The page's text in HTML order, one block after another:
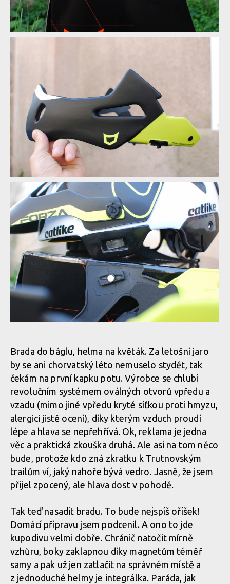
Test: helma Catlike Forza 2.0 - malá helma i integrálka v jedné
Test: helma Catlike Forza 2.0 - malá helma i integrálka v jedné
Test: helma Catlike Forza 2.0 - malá helma i integrálka v jedné
Test: helma Catlike Forza 2.0 - malá helma i integrálka v jedné
Test: helma Catlike Forza 2.0 - malá helma i integrálka v jedné
Test: helma Catlike Forza 2.0 - malá helma i integrálka v jedné
Test: helma Catlike Forza 2.0 - malá helma i integrálka v jedné
Test: helma Catlike Forza 2.0 - malá helma i integrálka v jedné
Test: helma Catlike Forza 2.0 - malá helma i integrálka v jedné
Test: helma Catlike Forza 2.0 - malá helma i integrálka v jedné
Test: helma Catlike Forza 2.0 - malá helma i integrálka v jedné
Test: helma Catlike Forza 2.0 - malá helma i integrálka v jedné
Brada do báglu, helma na květák. Za letošní jaro
by se ani chorvatský léto nemuselo stydět, tak
čekám na první kapku potu. Výrobce se chlubí
revolučním systémem oválných otvorů vpředu a
vzadu (mimo jiné vpředu kryté síťkou proti hmyzu,
alergici jistě ocení), díky kterým vzduch proudí
lépe a hlava se nepřehřívá. Ok, reklama je jedna
věc a praktická zkouška druhá. Ale asi na tom něco
bude, protože kdo zná zkratku k Trutnovským
trailům ví, jaký nahoře bývá vedro. Jasně, že jsem
přijel zpocený, ale hlava dost v pohodě.
Tak teď nasadit bradu. To bude nejspíš oříšek!
Domácí přípravu jsem podcenil. A ono to jde
kupodivu velmi dobře. Chránič natočit mírně
vzhůru, boky zaklapnou díky magnetům téměř
samy a pak už jen zatlačit na správném místě a
z jednoduché helmy je integrálka. Paráda, jak